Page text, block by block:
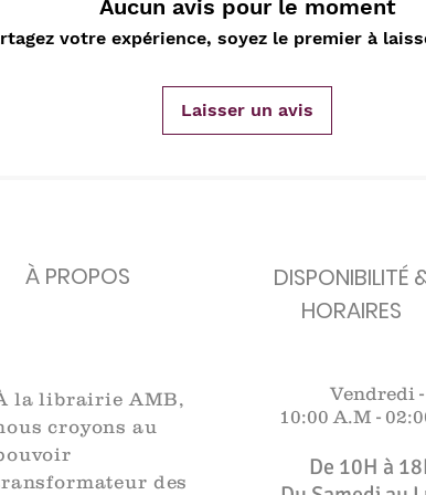
Aucun avis pour le moment
votre expérience, soyez le premier à
Laisser un avis
carafes, Cottavoz,
Mourlot lithographie
Michelin, carte
ancienne
À PROPOS
DISPONIBILITÉ
HORAIRES
la librairie AMB,
croyons au
des
Vendredi -
10:00 A.M -
De 10H à